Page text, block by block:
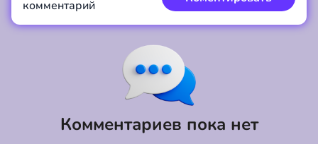
Комментариев пока нет
комментарий
Коментировать